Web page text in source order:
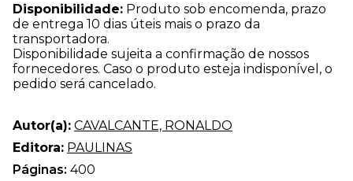
Disponibilidade: Produto sob encomenda, prazo
de entrega 10 dias úteis mais o prazo da
transportadora.
Disponibilidade sujeita a confirmação de nossos
fornecedores. Caso o produto esteja indisponível, o
pedido será cancelado.
Autor(a): CAVALCANTE, RONALDO
Editora: PAULINAS
Páginas: 400